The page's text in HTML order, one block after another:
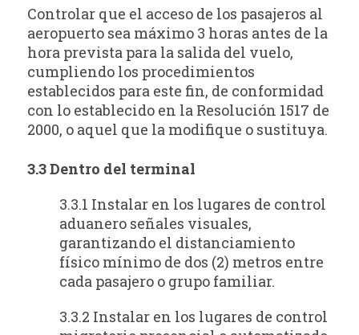
Controlar que el acceso de los pasajeros al
aeropuerto sea máximo 3 horas antes de la
hora prevista para la salida del vuelo,
cumpliendo los procedimientos
establecidos para este fin, de conformidad
con lo establecido en la Resolución 1517 de
2000, o aquel que la modifique o sustituya.
3.3 Dentro del terminal
3.3.1 Instalar en los lugares de control
aduanero señales visuales,
garantizando el distanciamiento
físico mínimo de dos (2) metros entre
cada pasajero o grupo familiar.
3.3.2 Instalar en los lugares de control